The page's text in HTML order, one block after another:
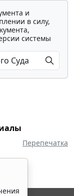
и
в силу,
системы
Перепечатка